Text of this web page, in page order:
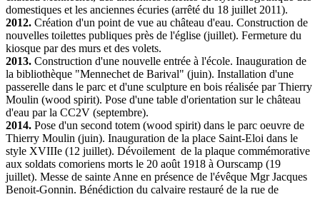
domestiques et les anciennes écuries (arrêté du 18 juillet 2011).
2012. Création d'un point de vue au château d'eau. Construction de
nouvelles toilettes publiques près de l'église (juillet). Fermeture du
kiosque par des murs et des volets.
2013. Construction d'une nouvelle entrée à l'école. Inauguration de
la bibliothèque "Mennechet de Barival" (juin). Installation d'une
passerelle dans le parc et d'une sculpture en bois réalisée par Thierry
Moulin (wood spirit). Pose d'une table d'orientation sur le château
d'eau par la CC2V (septembre).
2014. Pose d'un second totem (wood spirit) dans le parc oeuvre de
Thierry Moulin (juin). Inauguration de la place Saint-Eloi dans le
style XVIIIe (12 juillet). Dévoilement de la plaque commémorative
aux soldats comoriens morts le 20 août 1918 à Ourscamp (19
juillet). Messe de sainte Anne en présence de l'évêque Mgr Jacques
Benoit-Gonnin. Bénédiction du calvaire restauré de la rue de